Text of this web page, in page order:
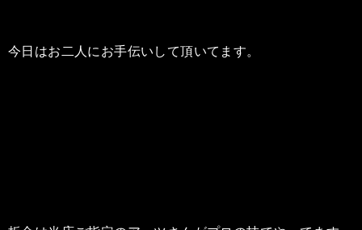
今日はお二人にお手伝いして頂いてます。